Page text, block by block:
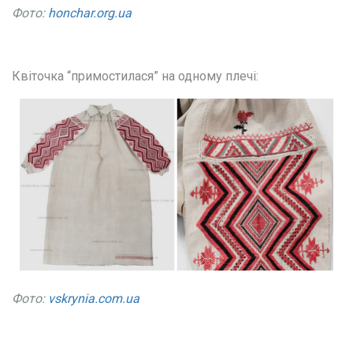
Фото: honchar.org.ua
Квіточка “примостилася” на одному плечі:
Фото: vskrynia.com.ua